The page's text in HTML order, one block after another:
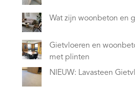
Wat zijn woonbeton en
Gietvloeren en
met plinten
NIEUW: Lavasteen